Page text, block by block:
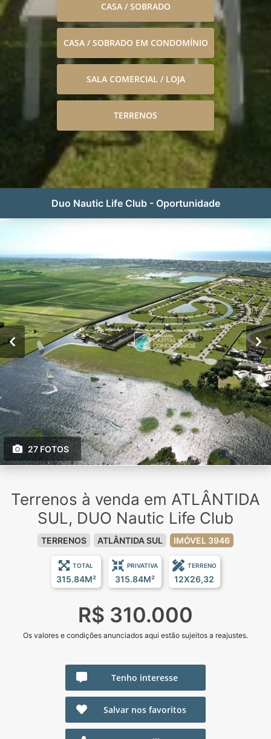
CASA / SOBRADO
CASA / SOBRADO EM CONDOMÍNIO
SALA COMERCIAL / LOJA
TERRENOS
Duo Nautic Life Club - Oportunidade
27 FOTOS
Terrenos à venda em ATLÂNTIDA
SUL, DUO Nautic Life Club
TERRENOS ATLÂNTIDA SUL IMÓVEL 3946
TOTAL
315.84M²
PRIVATIVA
315.84M²
TERRENO
12X26,32
R$ 310.000
Os valores e condições anunciados aqui estão sujeitos a reajustes.
Tenho interesse
Salvar nos favoritos